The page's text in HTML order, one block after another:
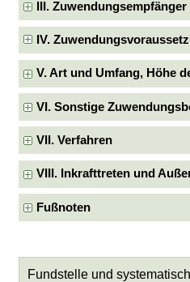
III. Zuwendungsempfänger
IV.
V. Art und Umfang, Höhe
VI. Sonstige
VII. Verfahren
VIII. Inkrafttreten und
Fußnoten
Fundstelle und